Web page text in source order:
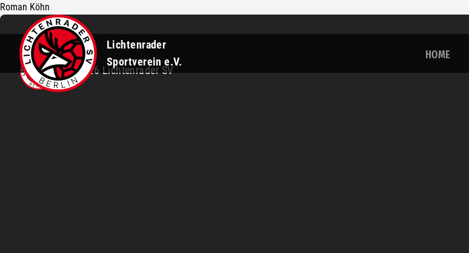
Lichtenrader
Sportverein e.V.
HOME
Roman Köhn
©2026 Lichtenrader SV